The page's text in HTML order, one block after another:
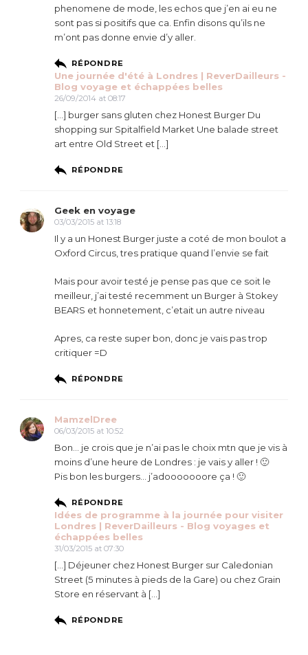
phenomene de mode, les echos que j’en ai eu ne
sont pas si positifs que ca. Enfin disons qu’ils ne
m’ont pas donne envie d’y aller.
RÉPONDRE
Une journée d'été à Londres | ReverDailleurs -
Blog voyage et échappées belles
26/09/2014 at 08:17
[…] burger sans gluten chez Honest Burger Du
shopping sur Spitalfield Market Une balade street
art entre Old Street et […]
RÉPONDRE
Geek en voyage
03/03/2015 at 13:18
Il y a un Honest Burger juste a coté de mon boulot a
Oxford Circus, tres pratique quand l’envie se fait
Mais pour avoir testé je pense pas que ce soit le
meilleur, j’ai testé recemment un Burger à Stokey
BEARS et honnetement, c’etait un autre niveau
Apres, ca reste super bon, donc je vais pas trop
critiquer =D
RÉPONDRE
MamzelDree
06/03/2015 at 10:52
Bon… je crois que je n’ai pas le choix mtn que je vis à
moins d’une heure de Londres : je vais y aller ! 🙂
Pis bon les burgers… j’adooooooore ça ! 🙂
RÉPONDRE
Idées de programme à la journée pour visiter
Londres | ReverDailleurs - Blog voyages et
échappées belles
31/03/2015 at 07:30
[…] Déjeuner chez Honest Burger sur Caledonian
Street (5 minutes à pieds de la Gare) ou chez Grain
Store en réservant à […]
RÉPONDRE